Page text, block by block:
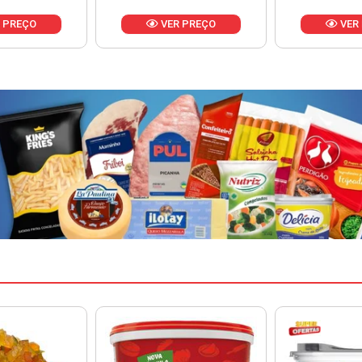
PREÇO VER PREÇO VER